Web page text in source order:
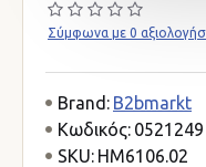
Σύμφωνα με 0
Brand: B2bmarkt
Κωδικός: 0521249
SKU: HM6106.02